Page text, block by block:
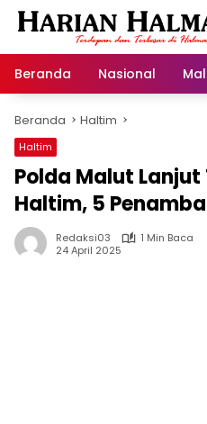
Langsung
Beranda
Nasional
Beranda Haltim
Haltim
Polda Malut Lanjut
Haltim, 5
Redaksi03
1 Min Baca
24 April 2025